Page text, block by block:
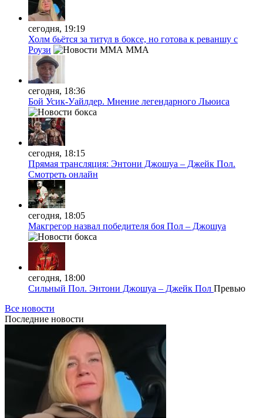
сегодня, 19:19
Холм бьётся за титул в боксе, но готова к реваншу с
Роузи
MMA
сегодня, 18:36
Бой Усик-Уайлдер. Мнение легендарного Льюиса
сегодня, 18:15
Прямая трансляция: Энтони Джошуа – Джейк Пол.
Смотреть онлайн
сегодня, 18:05
Макгрегор назвал победителя боя Пол – Джошуа
сегодня, 18:00
Сильный Пол. Энтони Джошуа – Джейк Пол Превью
Все новости
Последние новости